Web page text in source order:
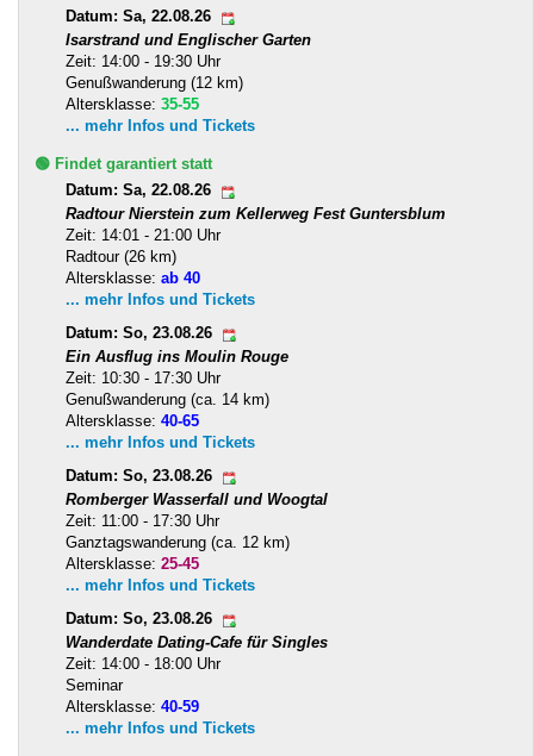
Datum: Sa, 22.08.26
Isarstrand und Englischer Garten
Zeit: 14:00 - 19:30 Uhr
Genußwanderung (12 km)
Altersklasse: 35-55
... mehr Infos und Tickets
🟢 Findet garantiert statt
Datum: Sa, 22.08.26
Radtour Nierstein zum Kellerweg Fest Guntersblum
Zeit: 14:01 - 21:00 Uhr
Radtour (26 km)
Altersklasse: ab 40
... mehr Infos und Tickets
Datum: So, 23.08.26
Ein Ausflug ins Moulin Rouge
Zeit: 10:30 - 17:30 Uhr
Genußwanderung (ca. 14 km)
Altersklasse: 40-65
... mehr Infos und Tickets
Datum: So, 23.08.26
Romberger Wasserfall und Woogtal
Zeit: 11:00 - 17:30 Uhr
Ganztagswanderung (ca. 12 km)
Altersklasse: 25-45
... mehr Infos und Tickets
Datum: So, 23.08.26
Wanderdate Dating-Cafe für Singles
Zeit: 14:00 - 18:00 Uhr
Seminar
Altersklasse: 40-59
... mehr Infos und Tickets